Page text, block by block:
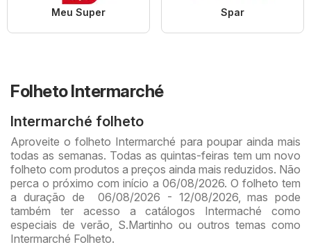
Meu Super Spar
Folheto Intermarché
Intermarché folheto
Aproveite o folheto Intermarché para poupar ainda mais
todas as semanas. Todas as quintas-feiras tem um novo
folheto com produtos a preços ainda mais reduzidos. Não
perca o próximo com início a 06/08/2026. O folheto tem
a duração de 06/08/2026 - 12/08/2026, mas pode
também ter acesso a catálogos Intermaché como
especiais de verão, S.Martinho ou outros temas como
Intermarché Folheto.